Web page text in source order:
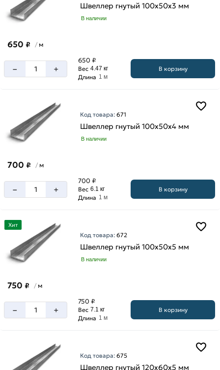
Швеллер гнутый 100х50х3 мм
В наличии
650 ₽ / м
– +
650 ₽
Вес 4.47 кг
Длина 1 м
В корзину
Код товара:671
Швеллер гнутый 100х50х4 мм
В наличии
700 ₽ / м
– +
700 ₽
Вес 6.1 кг
Длина 1 м
В корзину
Хит
Код товара:672
Швеллер гнутый 100х50х5 мм
В наличии
750 ₽ / м
– +
750 ₽
Вес 7.1 кг
Длина 1 м
В корзину
Код товара:675
Швеллер гнутый 120х60х5 мм